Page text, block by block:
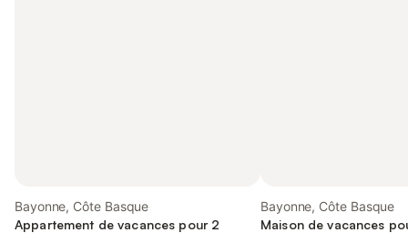
Bayonne, Côte Basque
Appartement de vacances pour 2
Bayonne, Côte Basque
Maison de vacances